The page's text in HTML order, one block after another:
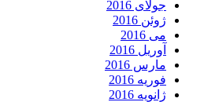
جولای 2016
ژوئن 2016
می 2016
آوریل 2016
مارس 2016
فوریه 2016
ژانویه 2016